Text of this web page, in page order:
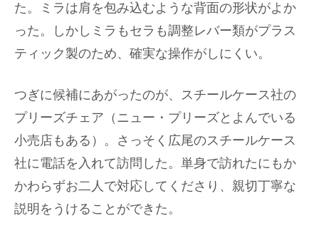
た。ミラは肩を包み込むような背面の形状がよか
った。しかしミラもセラも調整レバー類がプラス
ティック製のため、確実な操作がしにくい。
つぎに候補にあがったのが、スチールケース社の
プリーズチェア（ニュー・プリーズとよんでいる
小売店もある）。さっそく広尾のスチールケース
社に電話を入れて訪問した。単身で訪れたにもか
かわらずお二人で対応してくださり、親切丁寧な
説明をうけることができた。